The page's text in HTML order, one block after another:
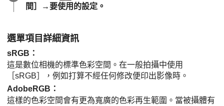
間］
→要使用的設定。
選單項目詳細資訊
sRGB ：
這是數位相機的標準色彩空間。在一般拍攝中使用
［sRGB］
，例如打算不經任何修改便印出影像時。
AdobeRGB ：
這樣的色彩空間會有更為寬廣的色彩再生範圍。當被攝體有